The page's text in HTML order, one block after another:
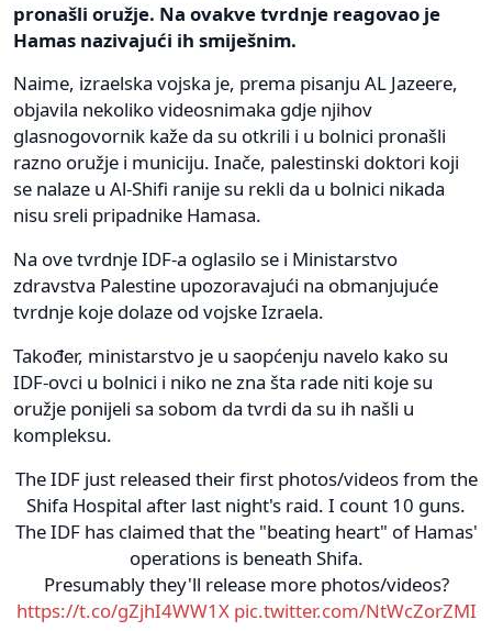
pronašli oružje. Na ovakve tvrdnje reagovao je
Hamas nazivajući ih smiješnim.
Naime, izraelska vojska je, prema pisanju AL Jazeere,
objavila nekoliko videosnimaka gdje njihov
glasnogovornik kaže da su otkrili i u bolnici pronašli
razno oružje i municiju. Inače, palestinski doktori koji
se nalaze u Al-Shifi ranije su rekli da u bolnici nikada
nisu sreli pripadnike Hamasa.
Na ove tvrdnje IDF-a oglasilo se i Ministarstvo
zdravstva Palestine upozoravajući na obmanjujuće
tvrdnje koje dolaze od vojske Izraela.
Također, ministarstvo je u saopćenju navelo kako su
IDF-ovci u bolnici i niko ne zna šta rade niti koje su
oružje ponijeli sa sobom da tvrdi da su ih našli u
kompleksu.
The IDF just released their first photos/videos from the
Shifa Hospital after last night's raid. I count 10 guns.
The IDF has claimed that the "beating heart" of Hamas'
operations is beneath Shifa.
Presumably they'll release more photos/videos?
https://t.co/gZjhI4WW1X pic.twitter.com/NtWcZorZMI